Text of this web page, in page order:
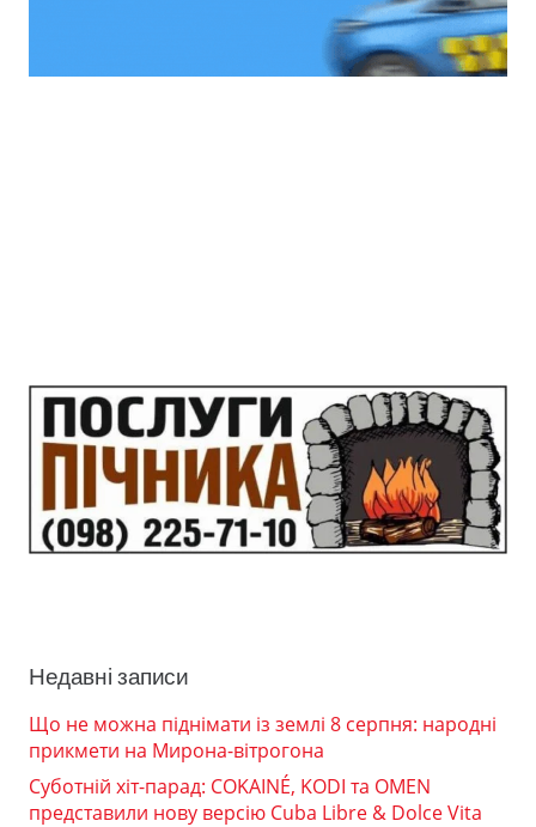
Недавні записи
Що не можна піднімати із землі 8 серпня: народні
прикмети на Мирона-вітрогона
Суботній хіт-парад: COKAINÉ, KODI та OMEN
представили нову версію Cuba Libre & Dolce Vita